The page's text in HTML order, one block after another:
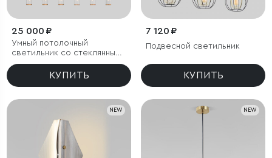
25 000 ₽
Умный потолочный
светильник со стеклянными
плафонами
КУПИТЬ
7 120 ₽
Подвесной светильник
КУПИТЬ
NEW NEW